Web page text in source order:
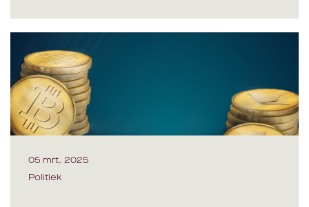
05 mrt. 2025
Politiek